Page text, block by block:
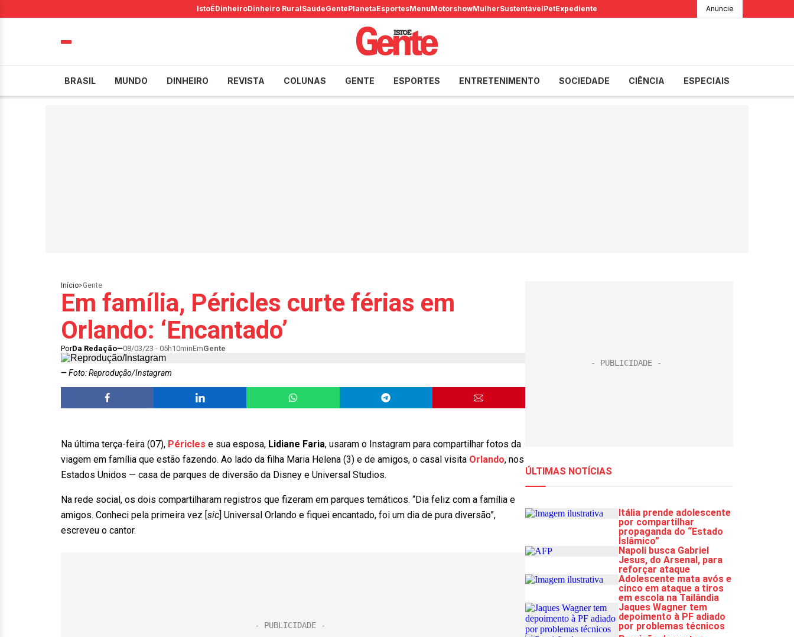
IstoÉDinheiroDinheiro RuralSaúdeGentePlanetaEsportesMenuMotorshowMulherSustentávelPetExpediente Anuncie
BRASIL MUNDO DINHEIRO REVISTA COLUNAS GENTE ESPORTES ENTRETENIMENTO SOCIEDADE CIÊNCIA ESPECIAIS
Início>Gente
Em família, Péricles curte férias em
Orlando: ‘Encantado’
PorDa Redação 08/03/23 - 05h10minEmGente
Foto: Reprodução/Instagram
Na última terça-feira (07), Péricles e sua esposa, Lidiane Faria, usaram o Instagram para compartilhar fotos da
viagem em família que estão fazendo. Ao lado da filha Maria Helena (3) e de amigos, o casal visita Orlando, nos
Estados Unidos — casa de parques de diversão da Disney e Universal Studios.
Na rede social, os dois compartilharam registros que fizeram em parques temáticos. “Dia feliz com a família e
amigos. Conheci pela primeira vez [sic] Universal Orlando e fiquei encantado, foi um dia de pura diversão”,
escreveu o cantor.